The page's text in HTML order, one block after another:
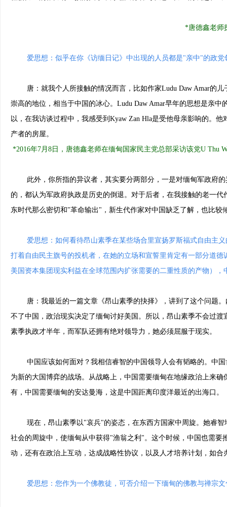
*唐德鑫老师
爱思想：似乎在你《访缅日记》中出现的人员都是"亲中"的政
唐：就我个人所接触的情况而言，比如作家Ludu Daw Amar的儿
崇高的地位，相当于中国的冰心。Ludu Daw Amar早年的思想是亲
以，在我访谈过程中，我感受到Kyaw Zan Hla是受他母亲影响的。
产者的房屋。
*2016年7月8日，唐德鑫老师在缅甸国家民主党总部采访该党U Thu
此外，你所指的异议者，其实要分两部分，一是对缅甸军政府的
的，都认为军政府执政是历史的倒退。对于后者，在我接触的老一
东时代那么密切和"革命输出"，新生代作家对中国缺乏了解，也比
爱思想：如何看待昂山素季在某些场合里宣扬罗斯福式自由主
打着自由民主旗号的投机者，在她的立场和宣誓里肯定有一部分道
美国资本集团现实利益在全球范围内扩张需要的二重性质的产物），
唐：我最近的一篇文章《昂山素季的抉择》，讲到了这个问题。
不了中国，政治现实决定了缅甸讨好美国。所以，昂山素季不会过
素季执政才半年，而军队还拥有绝对领导力，她必须屈服于现实。
中国应该如何面对？我相信睿智的中国领导人会有韬略的。中国
为新的大国博弈的战场。从战略上，中国需要缅甸在地缘政治上来
有，中国需要缅甸的安达曼海，这是中国距离印度洋最近的出海口。
现在，昂山素季以"哀兵"的姿态，在东西方国家中周旋。她睿智
社会的周旋中，使缅甸从中获得"渔翁之利"。这个时候，中国也需
动，还有在政治上互动，达成战略性协议，以及人才培养计划，如合
爱思想：您作为一个佛教徒，可否介绍一下缅甸的佛教与禅宗文